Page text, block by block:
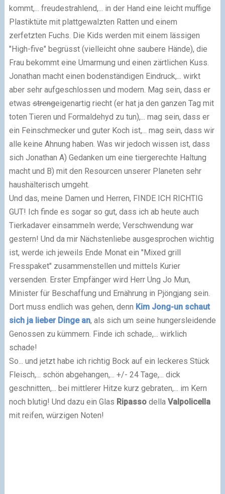
kommt,... freudestrahlend,... in der Hand eine leicht muffige
Plastiktüte mit plattgewalzten Ratten und einem
zerfetzten Fuchs. Die Kids werden mit einem lässigen
"High-five" begrüsst (vielleicht ohne saubere Hände), die
Frau bekommt eine Umarmung und einen zärtlichen Kuss.
Jonathan macht einen bodenständigen Eindruck,... wirkt
aber sehr aufgeschlossen und modern. Mag sein, dass er
etwasstrengeigenartig riecht (er hat ja den ganzen Tag mit
toten Tieren und Formaldehyd zu tun),... mag sein, dass er
ein Feinschmecker und guter Koch ist,... mag sein, dass wir
alle keine Ahnung haben. Was wir jedoch wissen ist, dass
sich Jonathan A) Gedanken um eine tiergerechte Haltung
macht und B) mit den Resourcen unserer Planeten sehr
haushälterisch umgeht.
Und das, meine Damen und Herren, FINDE ICH RICHTIG
GUT! Ich finde es sogar so gut, dass ich ab heute auch
Tierkadaver einsammeln werde; Verschwendung war
gestern! Und da mir Nächstenliebe ausgesprochen wichtig
ist, werde ich jeweils Ende Monat ein "Mixed grill
Fresspaket" zusammenstellen und mittels Kurier
versenden. Erster Empfänger wird Herr Ung Jo Mun,
Minister für Beschaffung und Ernährung in Pjöngjang sein.
Dort muss endlich was gehen, denn Kim Jong-unschaut
sich ja lieber Dinge an, als sich um seine hungersleidende
Genossen zu kümmern. Finde ich schade,... wirklich
schade!
So... und jetzt habe ich richtig Bock auf ein leckeres Stück
Fleisch,... schön abgehangen,... +/- 24 Tage,... dick
geschnitten,... bei mittlerer Hitze kurz gebraten,... im Kern
noch blutig! Und dazu ein Glas Ripassodella Valpolicella
mit reifen, würzigen Noten!